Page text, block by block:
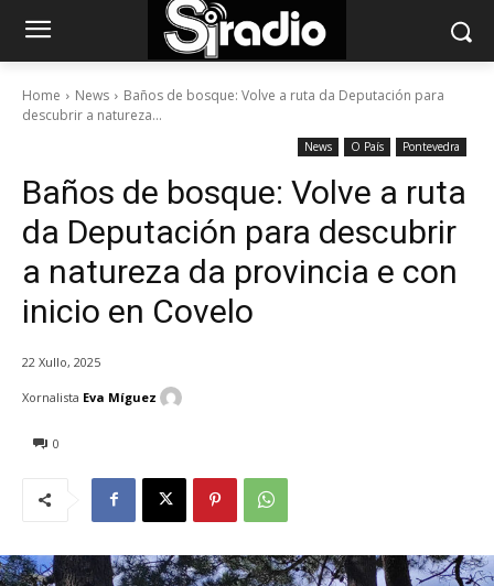
Home News
Baños de bosque: Volve a ruta da Deputación para
descubrir a natureza...
News O País Pontevedra
Baños de bosque: Volve a ruta
da Deputación para descubrir
a natureza da provincia e con
inicio en Covelo
22 Xullo, 2025
0
Xornalista Eva Míguez